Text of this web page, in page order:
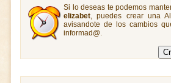
Si lo deseas te podemos
elizabet, puedes crear una
avisandote de los cambios
informad@.